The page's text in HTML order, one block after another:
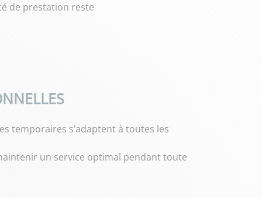
de prestation reste
temporaires s’adaptent à toutes les
un service optimal pendant toute